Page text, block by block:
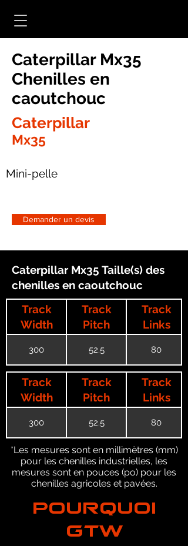
Caterpillar Mx35
Chenilles en
caoutchouc
Caterpillar
Mx35
Mini-pelle
Demander un devis
Caterpillar Mx35 Taille(s) des
chenilles en caoutchouc
Track
Width
Track
Pitch
Track
Links
300 52.5 80
Track
Width
Track
Pitch
Track
Links
300 52.5 80
*Les mesures sont en millimètres (mm)
pour les chenilles industrielles, les
mesures sont en pouces (po) pour les
chenilles agricoles et pavées.
POURQUOI
GTW